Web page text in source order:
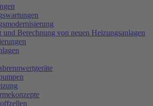
und Berechnung von neuen Heizungsanlagen